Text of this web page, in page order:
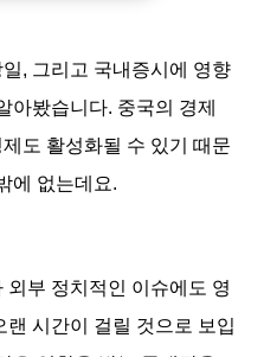
, 그리고 국내증시에 영향
아봤습니다. 중국의 경제
도 활성화될 수 있기 때문
에 없는데요.
부 정치적인 이슈에도 영
시간이 걸릴 것으로 보입